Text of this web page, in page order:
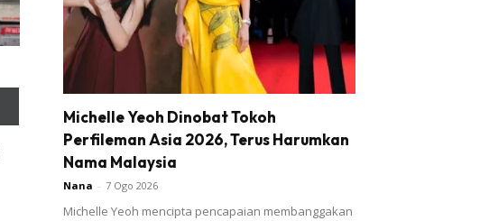
Michelle Yeoh Dinobat Tokoh
Perfileman Asia 2026, Terus Harumkan
Nama Malaysia
Nana - 7 Ogo 2026
Michelle Yeoh mencipta pencapaian membanggakan